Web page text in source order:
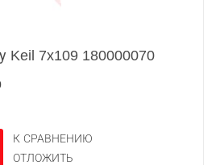
Keil 7x109 180000070
К СРАВНЕНИЮ
ОТЛОЖИТЬ